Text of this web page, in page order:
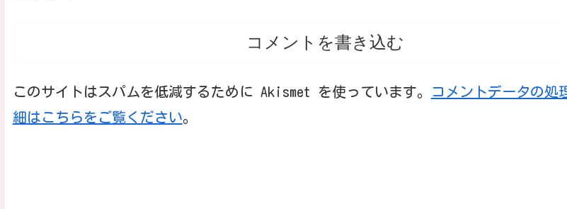
コメントを書き込む
このサイトはスパムを低減するために Akismet を使っています。
コメントデータの処
細はこちらをご覧ください。